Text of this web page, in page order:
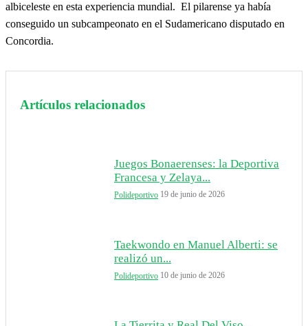
albiceleste en esta experiencia mundial. El pilarense ya había
conseguido un subcampeonato en el Sudamericano disputado en
Concordia.
Artículos relacionados
Juegos Bonaerenses: la Deportiva
Francesa y Zelaya...
Polideportivo 19 de junio de 2026
Taekwondo en Manuel Alberti: se
realizó un...
Polideportivo 10 de junio de 2026